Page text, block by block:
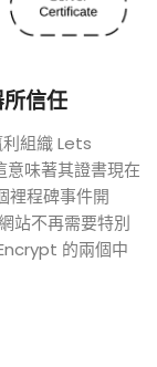
信任
利組織 Lets
味著其證書現在
裡程碑事件開
站不再需要特別
的兩個中